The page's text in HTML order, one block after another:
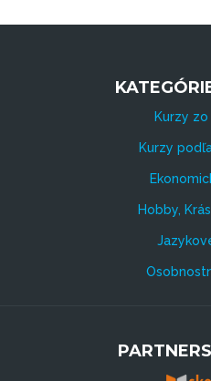
Kurzy zo
Kurzy
Hobby,